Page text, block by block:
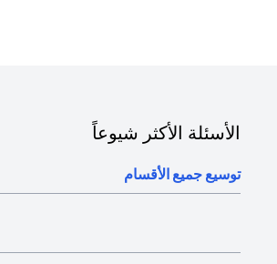
الأسئلة الأكثر شيوعاً
توسيع جميع الأقسام